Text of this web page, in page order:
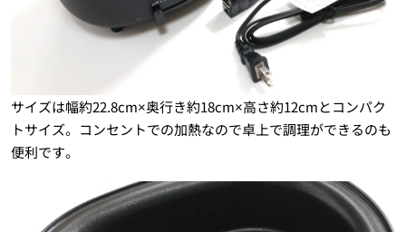
サイズは幅約22.8cm×奥行き約18cm×高さ約12cmとコンパク
トサイズ。コンセントでの加熱なので卓上で調理ができるのも
便利です。